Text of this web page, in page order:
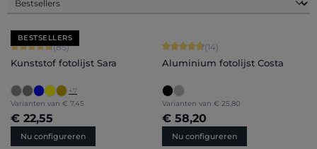
BESTSELLERS
Gemiddelde waardering van 4.71 van 5 sterren
(85)
Kunststof fotolijst Sara
+7
Varianten van € 7,45
€ 22,55
Nu configureren
Gemiddelde waardering van 4.86
(14)
Aluminium fotolijst Costa
Varianten van € 25,80
€ 58,20
Nu configureren